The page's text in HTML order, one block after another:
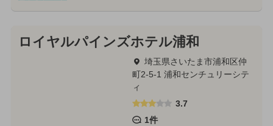
ロイヤルパインズホテル浦和
埼玉県さいたま市浦和区仲
町2-5-1 浦和センチュリーシテ
ィ
3.7
1件